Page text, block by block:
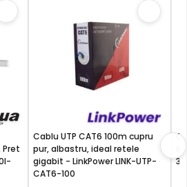
Pret
Cablu UTP CAT6 100m cupru
pur, albastru, ideal retele
gigabit - LinkPower LINK-UTP-
CAT6-100